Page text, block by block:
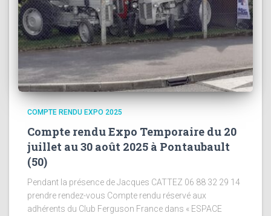
COMPTE RENDU EXPO 2025
Compte rendu Expo Temporaire du 20
juillet au 30 août 2025 à Pontaubault
(50)
Pendant la présence de Jacques CATTEZ 06 88 32 29 14
prendre rendez-vous Compte rendu réservé aux
adhérents du Club Ferguson France dans « ESPACE